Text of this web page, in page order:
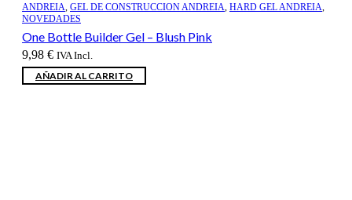
ANDREIA, GEL DE CONSTRUCCION ANDREIA, HARD GEL ANDREIA,
NOVEDADES
One Bottle Builder Gel – Blush Pink
9,98 € IVA Incl.
AÑADIR AL CARRITO